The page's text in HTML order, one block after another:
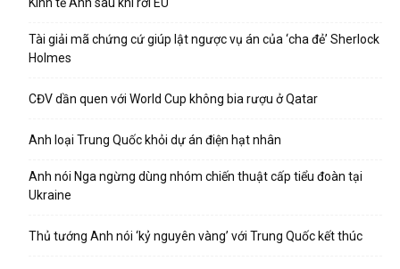
Tài giải mã chứng cứ giúp lật ngược vụ án của ‘cha đẻ’ Sherlock
Holmes
CĐV dần quen với World Cup không bia rượu ở Qatar
Anh loại Trung Quốc khỏi dự án điện hạt nhân
Anh nói Nga ngừng dùng nhóm chiến thuật cấp tiểu đoàn tại
Ukraine
Thủ tướng Anh nói ‘kỷ nguyên vàng’ với Trung Quốc kết thúc